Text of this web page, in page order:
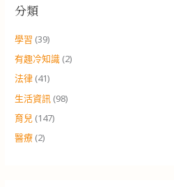
分類
學習 (39)
有趣冷知識 (2)
法律 (41)
生活資訊 (98)
育兒 (147)
醫療 (2)